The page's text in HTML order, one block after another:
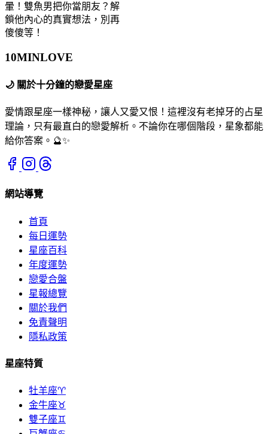
暈！雙魚男把你當朋友？解
鎖他內心的真實想法，別再
傻傻等！
10MINLOVE
🌙 關於十分鐘的戀愛星座
愛情跟星座一樣神秘，讓人又愛又恨！這裡沒有老掉牙的占星
理論，只有最直白的戀愛解析。不論你在哪個階段，星象都能
給你答案。🔮✨
網站導覽
首頁
每日運勢
星座百科
年度運勢
戀愛合盤
星報總覽
關於我們
免責聲明
隱私政策
星座特質
牡羊座♈
金牛座♉
雙子座♊